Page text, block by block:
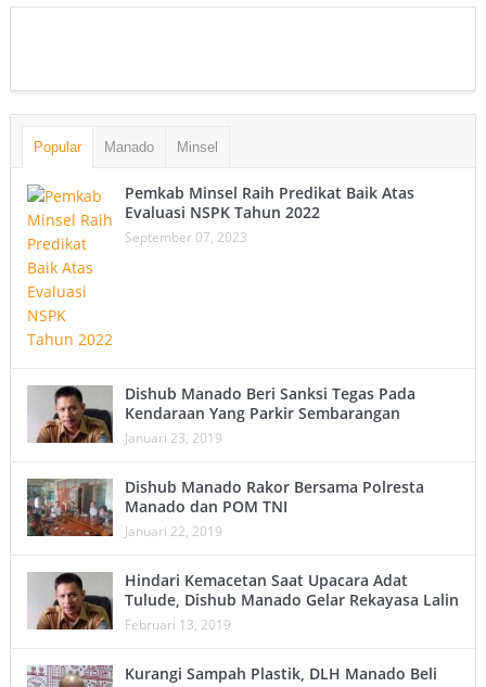
Popular Manado Minsel
Pemkab Minsel Raih Predikat Baik Atas
Evaluasi NSPK Tahun 2022
September 07, 2023
Dishub Manado Beri Sanksi Tegas Pada
Kendaraan Yang Parkir Sembarangan
Januari 23, 2019
Dishub Manado Rakor Bersama Polresta
Manado dan POM TNI
Januari 22, 2019
Hindari Kemacetan Saat Upacara Adat
Tulude, Dishub Manado Gelar Rekayasa Lalin
Februari 13, 2019
Kurangi Sampah Plastik, DLH Manado Beli